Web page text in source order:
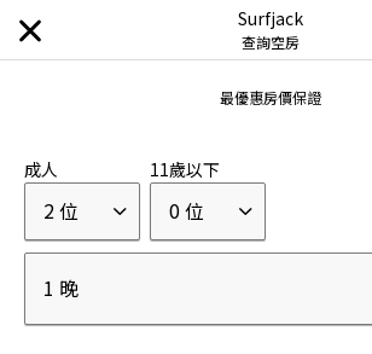
Surfjack
查詢空房
最優惠房價保證
成人
2 位
11歲以下
0 位
1 晚
發現目的地
品牌
虹夕諾雅